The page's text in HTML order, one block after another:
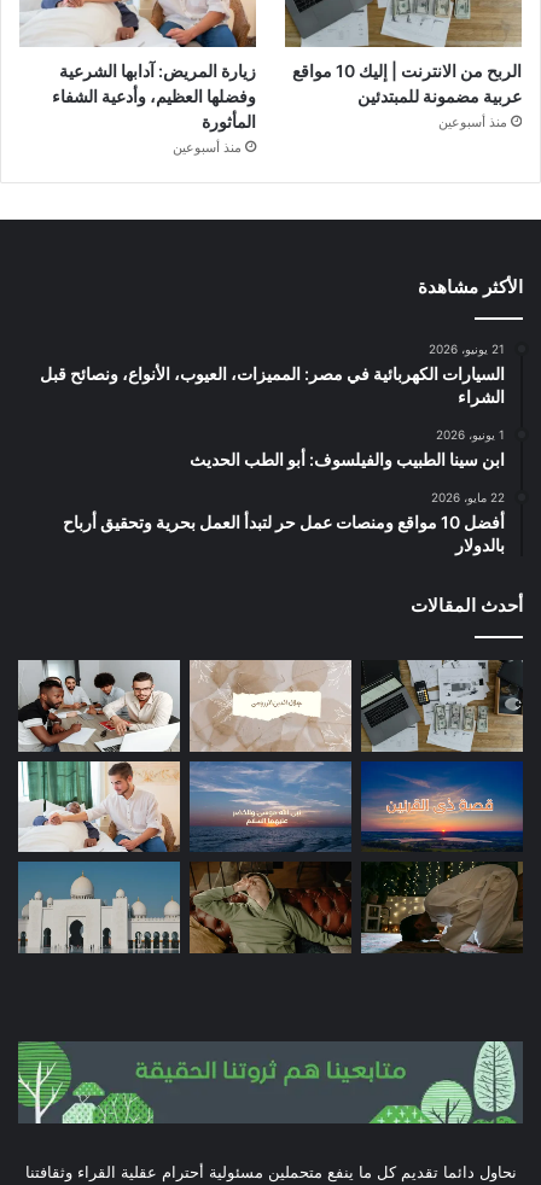
الربح من الانترنت | إليك 10 مواقع
عربية مضمونة للمبتدئين
منذ أسبوعين
زيارة المريض: آدابها الشرعية
وفضلها العظيم، وأدعية الشفاء
المأثورة
منذ أسبوعين
الأكثر مشاهدة
21 يونيو، 2026
السيارات الكهربائية في مصر: المميزات، العيوب، الأنواع، ونصائح قبل
الشراء
1 يونيو، 2026
ابن سينا الطبيب والفيلسوف: أبو الطب الحديث
22 مايو، 2026
أفضل 10 مواقع ومنصات عمل حر لتبدأ العمل بحرية وتحقيق أرباح
بالدولار
أحدث المقالات
نحاول دائما تقديم كل ما ينفع متحملين مسئولية أحترام عقلية القراء وثقافتنا